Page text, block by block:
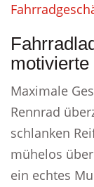
motivierte
Maximale
Rennrad
schlanken
mühelos
ein echtes